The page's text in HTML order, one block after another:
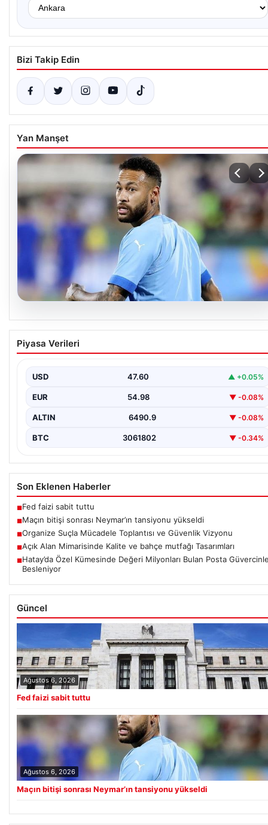
Bizi Takip Edin
Yan Manşet
06.08.2026
Maçın bitişi sonrası Neymar’ın tansiyonu
yükseldi
anlar yaşandı. Tribünlerin coşkusu ve sahadaki yüksek…
Piyasa Verileri
USD 47.60 ▲ +0.05%
EUR 54.98 ▼ -0.08%
ALTIN 6490.9 ▼ -0.08%
BTC 3061802 ▼ -0.34%
Son Eklenen Haberler
■Fed faizi sabit tuttu
■Maçın bitişi sonrası Neymar’ın tansiyonu yükseldi
■Organize Suçla Mücadele Toplantısı ve Güvenlik Vizyonu
■Açık Alan Mimarisinde Kalite ve bahçe mutfağı Tasarımları
■Hatay’da Özel Kümesinde Değeri Milyonları Bulan Posta
Besleniyor
Güncel
Ağustos 6, 2026
Fed faizi sabit tuttu
Ağustos 6, 2026
Maçın bitişi sonrası Neymar’ın tansiyonu yükseldi